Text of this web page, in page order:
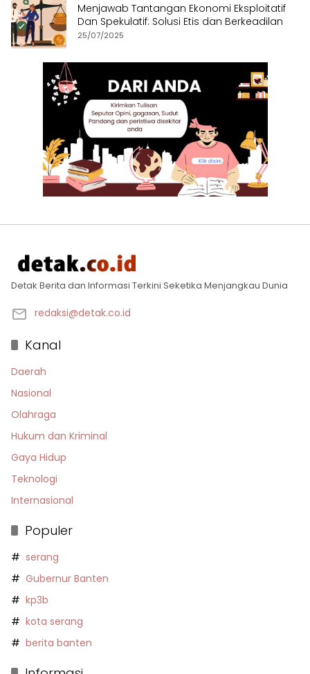
Menjawab Tantangan Ekonomi Eksploitatif
Dan Spekulatif: Solusi Etis dan Berkeadilan
25/07/2025
Detak Berita dan Informasi Terkini Seketika Menjangkau Dunia
redaksi@detak.co.id
Kanal
Daerah
Nasional
Olahraga
Hukum dan Kriminal
Gaya Hidup
Teknologi
Internasional
Populer
serang
Gubernur Banten
kp3b
kota serang
berita banten